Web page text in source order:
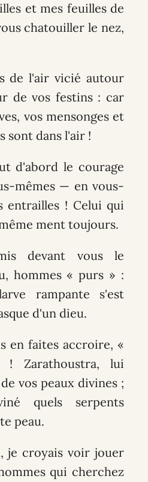
et mes feuilles de
chatouiller le nez,
de l'air vicié autour
de vos festins : car
vos mensonges et
sont dans l'air !
d'abord le courage
mêmes — en vous-
entrailles ! Celui qui
ment toujours.
devant vous le
hommes « purs » :
rampante s'est
d'un dieu.
en faites accroire, «
! Zarathoustra, lui
vos peaux divines ;
quels serpents
peau.
je croyais voir jouer
qui cherchez